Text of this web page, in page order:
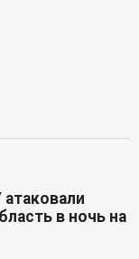
в ночь на